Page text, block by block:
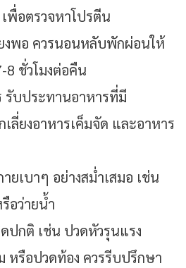
พื่อตรวจหาโปรตีน
งพอ ควรนอนหลับพักผ่อนให้
8 ชั่วโมงต่อคืน
รับประทานอาหารที่มี
ลี่ยงอาหารเค็มจัด และอาหาร
ยเบาๆ อย่างสม่ำเสมอ เช่น
อว่ายน้ำ
ปกติ เช่น ปวดหัวรุนแรง
หรือปวดท้อง ควรรีบปรึกษา